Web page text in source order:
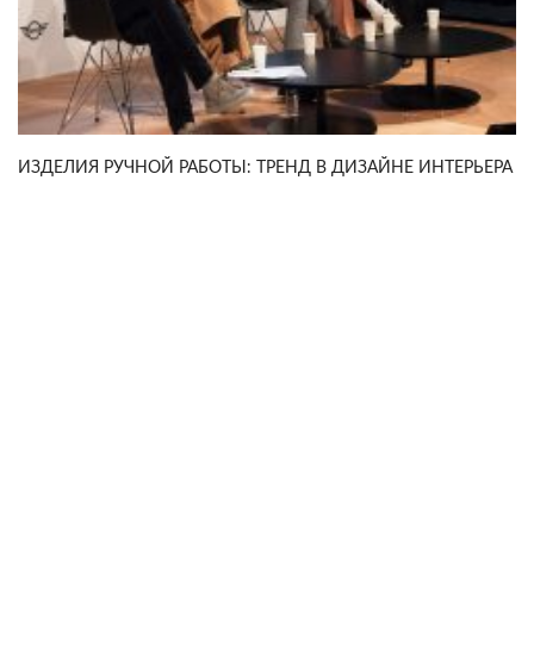
ИЗДЕЛИЯ РУЧНОЙ РАБОТЫ: ТРЕНД В ДИЗАЙНЕ ИНТЕРЬЕРА